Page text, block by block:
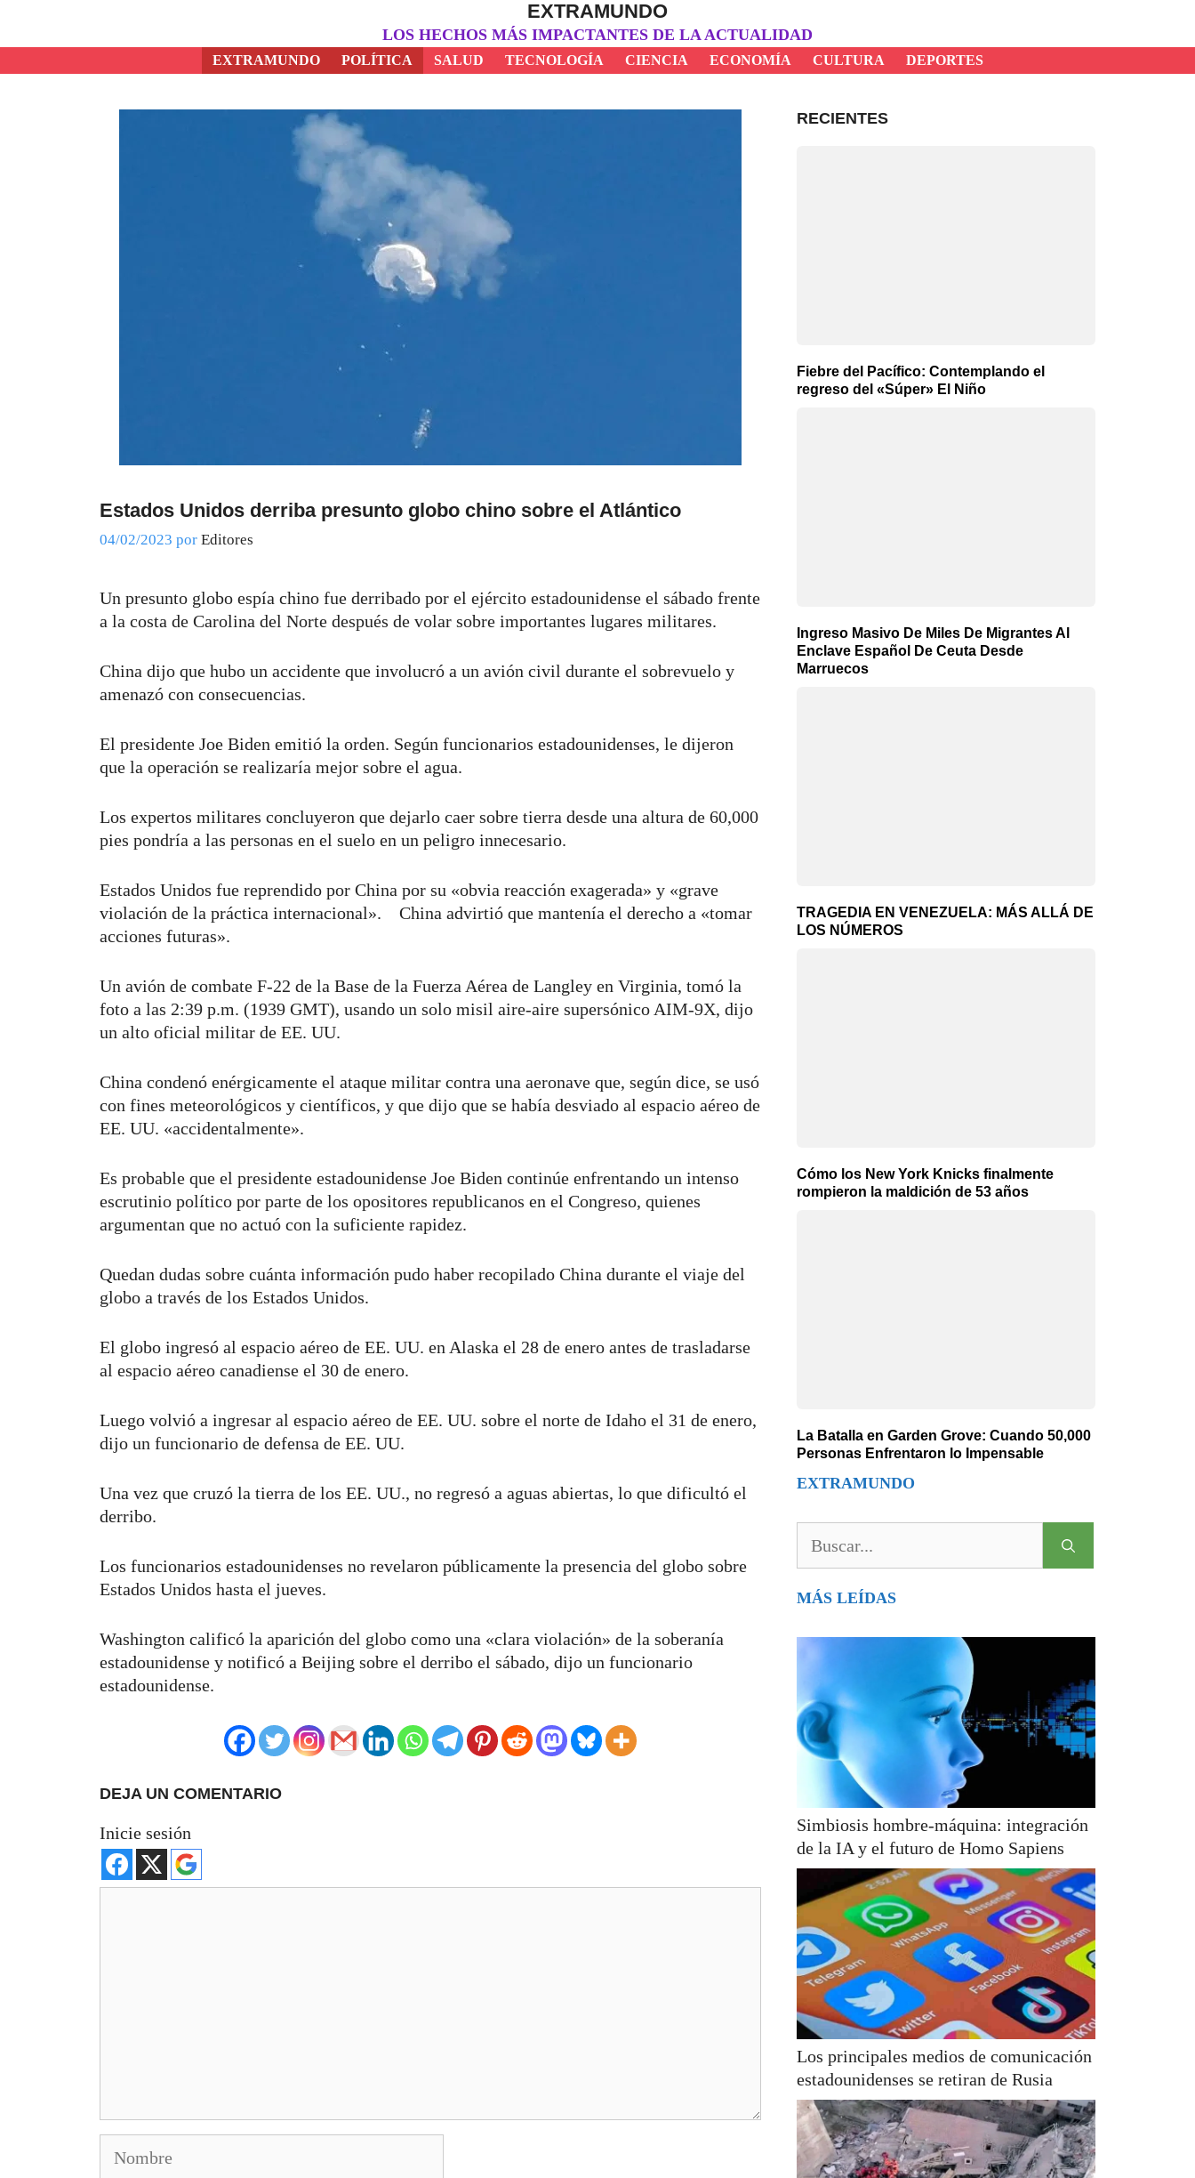
EXTRAMUNDO
LOS HECHOS MÁS IMPACTANTES DE LA ACTUALIDAD
EXTRAMUNDO POLÍTICA SALUD TECNOLOGÍA CIENCIA ECONOMÍA CULTURA DEPORTES
Estados Unidos derriba presunto globo chino sobre el Atlántico
04/02/2023 por Editores
Un presunto globo espía chino fue derribado por el ejército estadounidense el sábado frente
a la costa de Carolina del Norte después de volar sobre importantes lugares militares.
China dijo que hubo un accidente que involucró a un avión civil durante el sobrevuelo y
amenazó con consecuencias.
El presidente Joe Biden emitió la orden. Según funcionarios estadounidenses, le dijeron
que la operación se realizaría mejor sobre el agua.
Los expertos militares concluyeron que dejarlo caer sobre tierra desde una altura de 60,000
pies pondría a las personas en el suelo en un peligro innecesario.
Estados Unidos fue reprendido por China por su «obvia reacción exagerada» y «grave
violación de la práctica internacional». China advirtió que mantenía el derecho a «tomar
acciones futuras».
Un avión de combate F-22 de la Base de la Fuerza Aérea de Langley en Virginia, tomó la
foto a las 2:39 p.m. (1939 GMT), usando un solo misil aire-aire supersónico AIM-9X, dijo
un alto oficial militar de EE. UU.
China condenó enérgicamente el ataque militar contra una aeronave que, según dice, se usó
con fines meteorológicos y científicos, y que dijo que se había desviado al espacio aéreo de
EE. UU. «accidentalmente».
Es probable que el presidente estadounidense Joe Biden continúe enfrentando un intenso
escrutinio político por parte de los opositores republicanos en el Congreso, quienes
argumentan que no actuó con la suficiente rapidez.
Quedan dudas sobre cuánta información pudo haber recopilado China durante el viaje del
globo a través de los Estados Unidos.
El globo ingresó al espacio aéreo de EE. UU. en Alaska el 28 de enero antes de trasladarse
al espacio aéreo canadiense el 30 de enero.
Luego volvió a ingresar al espacio aéreo de EE. UU. sobre el norte de Idaho el 31 de enero,
dijo un funcionario de defensa de EE. UU.
Una vez que cruzó la tierra de los EE. UU., no regresó a aguas abiertas, lo que dificultó el
derribo.
Los funcionarios estadounidenses no revelaron públicamente la presencia del globo sobre
Estados Unidos hasta el jueves.
Washington calificó la aparición del globo como una «clara violación» de la soberanía
estadounidense y notificó a Beijing sobre el derribo el sábado, dijo un funcionario
estadounidense.
DEJA UN COMENTARIO
Inicie sesión
RECIENTES
Fiebre del Pacífico: Contemplando el
regreso del «Súper» El Niño
Ingreso Masivo De Miles De Migrantes Al
Enclave Español De Ceuta Desde
Marruecos
TRAGEDIA EN VENEZUELA: MÁS ALLÁ DE
LOS NÚMEROS
Cómo los New York Knicks finalmente
rompieron la maldición de 53 años
La Batalla en Garden Grove: Cuando 50,000
Personas Enfrentaron lo Impensable
EXTRAMUNDO
MÁS LEÍDAS
Simbiosis hombre-máquina: integración
de la IA y el futuro de Homo Sapiens
Los principales medios de comunicación
estadounidenses se retiran de Rusia